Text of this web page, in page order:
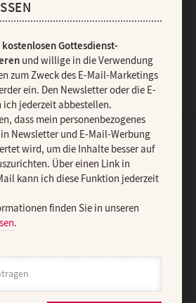
Datenschutz Barrierefreiheit
Impressum
Abo online kündigen
Gottesdienst-
und willige in die Verwendung
zum Zweck des E-Mail-Marketings
ein. Den Newsletter oder die E-
jederzeit abbestellen.
dass mein personenbezogenes
Newsletter und E-Mail-Werbung
wird, um die Inhalte besser auf
Über einen Link in
kann ich diese Funktion jederzeit
finden Sie in unseren
.